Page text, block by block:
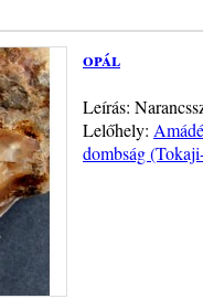
opál
Leírás:
Lelőhely:
dombság